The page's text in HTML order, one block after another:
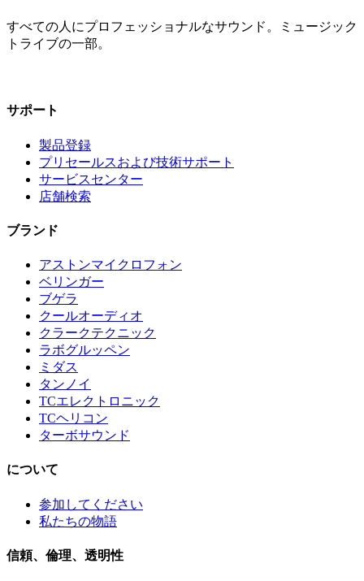
すべての人にプロフェッショナルなサウンド。ミュージック
トライブの一部。
サポート
製品登録
プリセールスおよび技術サポート
サービスセンター
店舗検索
ブランド
アストンマイクロフォン
ベリンガー
ブゲラ
クールオーディオ
クラークテクニック
ラボグルッペン
ミダス
タンノイ
TCエレクトロニック
TCヘリコン
ターボサウンド
について
参加してください
私たちの物語
信頼、倫理、透明性